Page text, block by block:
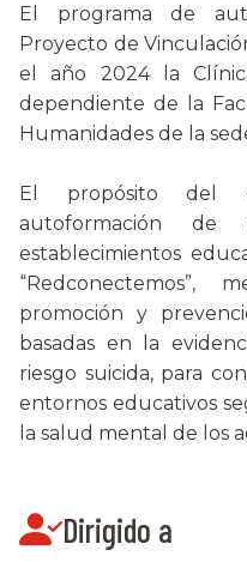
El programa de
Proyecto de
el año 2024 la
dependiente de la
Humanidades de la
El propósito del
autoformación
establecimientos
“Redconectemos”,
promoción y
basadas en la
riesgo suicida, para
entornos educativos
la salud mental de los
Dirigido a